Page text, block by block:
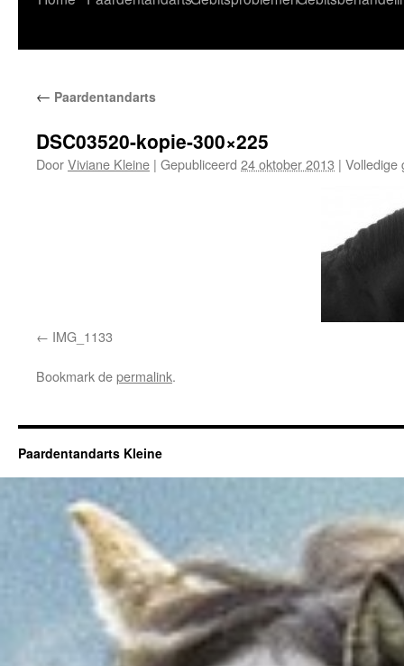
inhoud
← Paardentandarts
DSC03520-kopie-300×225
DoorViviane Kleine | Gepubliceerd 24 oktober 2013 |
IMG_1133
Bookmark depermalink.
Paardentandarts Kleine